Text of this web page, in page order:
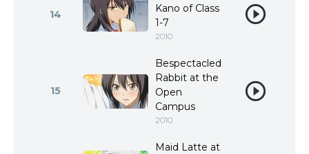
14
Kano of Class
1-7
2010
15
Bespectacled
Rabbit at the
Open
Campus
2010
Maid Latte at